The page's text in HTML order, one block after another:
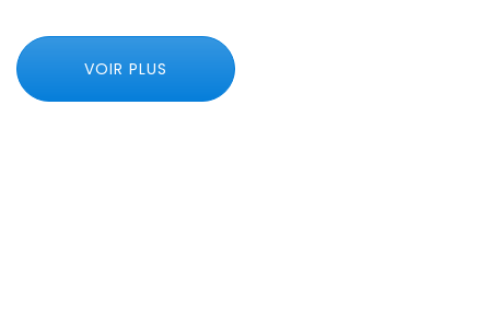
VOIR PLUS